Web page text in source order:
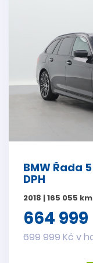
BMW Řada
DPH
2018 | 165 055 km
664 999
699 999 Kč v